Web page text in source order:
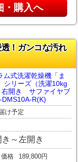
・購入へ
！ガンコな汚れ
式洗濯乾燥機「ま
シリーズ（洗濯10kg
開き サファイヤブ
R(K)
け予定
～左開き
格 189,800円